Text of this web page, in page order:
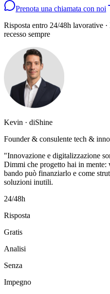
Prenota una chiamata con noi
Risposta entro 24/48h lavorative
recesso sempre
Kevin · diShine
Founder & consulente tech &
"Innovazione e digitalizzazione
Dimmi che progetto hai in mente:
bando può finanziarlo e come
soluzioni inutili.
24/48h
Risposta
Gratis
Analisi
Senza
Impegno